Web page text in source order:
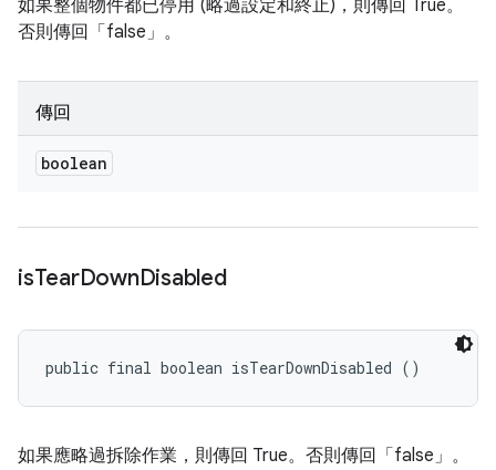
如果整個物件都已停用 (略過設定和終止)，則傳回 True。
否則傳回「false」。
傳回
boolean
isTearDownDisabled
public final boolean isTearDownDisabled ()
如果應略過拆除作業，則傳回 True。否則傳回「false」。